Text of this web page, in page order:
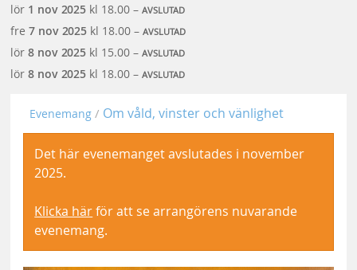
lör 1 nov 2025 kl 18.00 –AVSLUTAD
fre7 nov 2025 kl 18.00 –AVSLUTAD
lör8 nov 2025 kl 15.00 –AVSLUTAD
lör8 nov 2025 kl 18.00 –AVSLUTAD
Evenemang Om våld, vinster och vänlighet
Det här evenemanget avslutades i november
2025.
Klicka härför att se arrangörens nuvarande
evenemang.